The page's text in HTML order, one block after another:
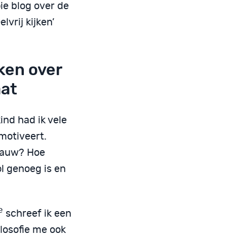
blog over de
kijken’
over
had ik vele
Hoe
genoeg is en
schreef ik een
me ook